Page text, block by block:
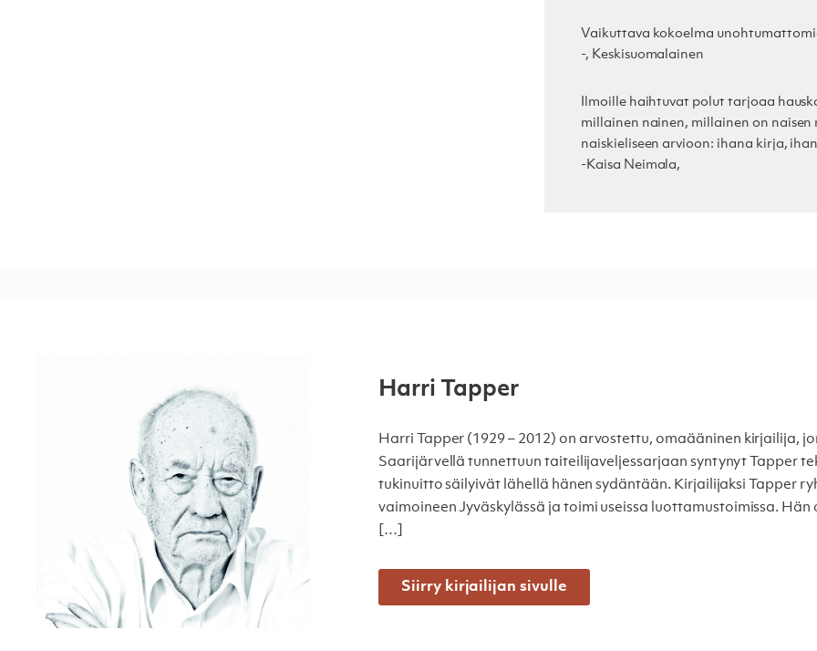
Vaikuttava kokoelma
-, Keskisuomalainen
Ilmoille haihtuvat polut tarjoaa
millainen nainen, millainen on
naiskieliseen arvioon: ihana kirja,
-Kaisa Neimala,
Harri Tapper
Harri Tapper (1929 – 2012) on arvostettu, omaääninen kirjailija,
Saarijärvellä tunnettuun taiteilijaveljessarjaan syntynyt Tapper
tukinuitto säilyivät lähellä hänen sydäntään. Kirjailijaksi Tapper
vaimoineen Jyväskylässä ja toimi useissa luottamustoimissa.
[…]
Siirry kirjailijan sivulle